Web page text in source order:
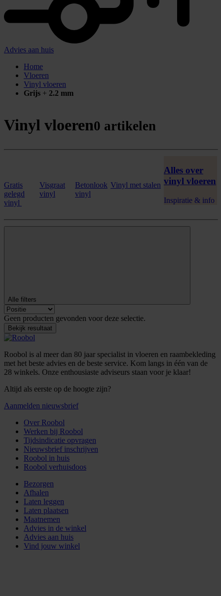
Advies aan huis
Home
Vloeren
Vinyl vloeren
Grijs + 2.2 mm
Vinyl vloeren0 artikelen
Gratis
gelegd
vinyl
Visgraat
vinyl
Betonlook
vinyl
Vinyl met stalen
Alles over
vinyl vloeren
Inspiratie & info
Alle filters
Geen producten gevonden voor deze selectie.
Bekijk resultaat
Roobol is al meer dan 80 jaar specialist in vloeren en raambekleding
met het beste advies en de beste service. Kom langs in één van de
28 winkels. Onze enthousiaste adviseurs staan voor je klaar!
Altijd als eerste op de hoogte zijn?
Aanmelden nieuwsbrief
Over Roobol
Werken bij Roobol
Tijdsindicatie opvragen
Nieuwsbrief inschrijven
Roobol in huis
Roobol verhuisdoos
Bezorgen
Afhalen
Laten leggen
Laten plaatsen
Maatnemen
Advies in de winkel
Advies aan huis
Vind jouw winkel